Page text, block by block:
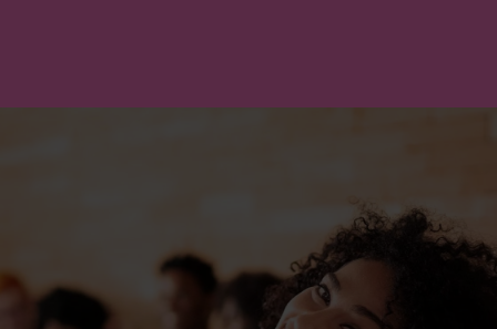
English Chinese
Indonesian
Japan
Japanese